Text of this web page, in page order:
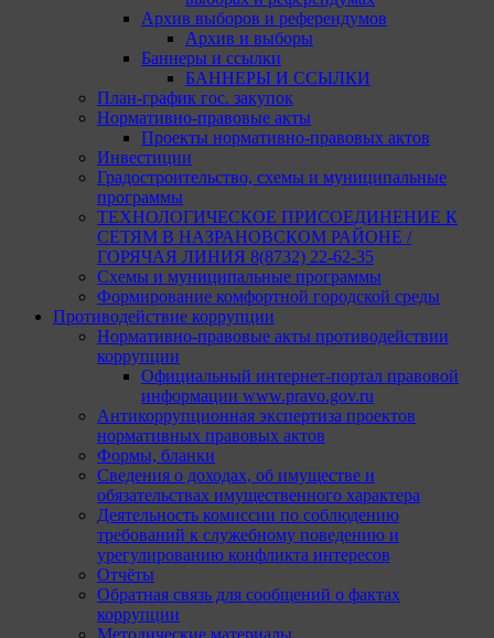
Архив выборов и референдумов
Архив и выборы
Баннеры и ссылки
БАННЕРЫ И ССЫЛКИ
План-график гос. закупок
Нормативно-правовые акты
Проекты нормативно-правовых актов
Инвестиции
Градостроительство, схемы и муниципальные
программы
ТЕХНОЛОГИЧЕСКОЕ ПРИСОЕДИНЕНИЕ К
СЕТЯМ В НАЗРАНОВСКОМ РАЙОНЕ /
ГОРЯЧАЯ ЛИНИЯ 8(8732) 22-62-35
Схемы и муниципальные программы
Формирование комфортной городской среды
Противодействие коррупции
Нормативно-правовые акты противодействии
коррупции
Официальный интернет-портал правовой
информации www.pravo.gov.ru
Антикоррупционная экспертиза проектов
нормативных правовых актов
Формы, бланки
Сведения о доходах, об имуществе и
обязательствах имущественного характера
Деятельность комиссии по соблюдению
требований к служебному поведению и
урегулированию конфликта интересов
Отчёты
Обратная связь для сообщений о фактах
коррупции
Методические материалы